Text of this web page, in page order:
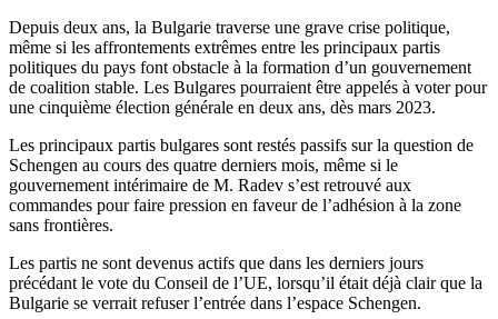
Depuis deux ans, la Bulgarie traverse une grave crise politique,
même si les affrontements extrêmes entre les principaux partis
politiques du pays font obstacle à la formation d’un gouvernement
de coalition stable. Les Bulgares pourraient être appelés à voter pour
une cinquième élection générale en deux ans, dès mars 2023.
Les principaux partis bulgares sont restés passifs sur la question de
Schengen au cours des quatre derniers mois, même si le
gouvernement intérimaire de M. Radev s’est retrouvé aux
commandes pour faire pression en faveur de l’adhésion à la zone
sans frontières.
Les partis ne sont devenus actifs que dans les derniers jours
précédant le vote du Conseil de l’UE, lorsqu’il était déjà clair que la
Bulgarie se verrait refuser l’entrée dans l’espace Schengen.